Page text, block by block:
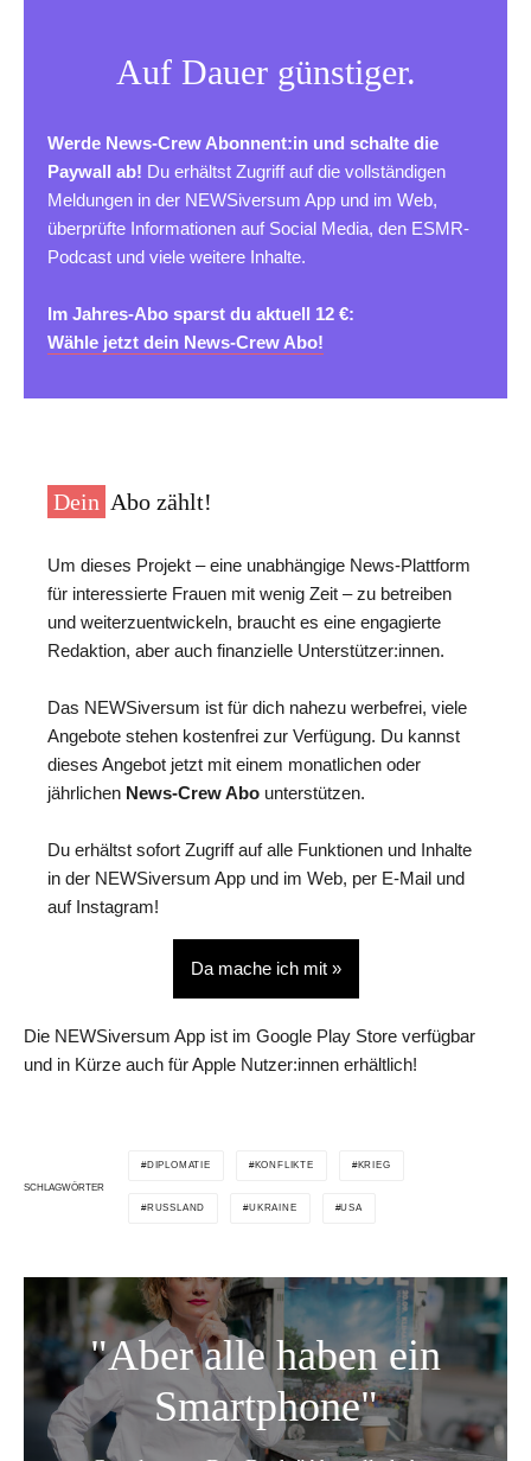
Auf Dauer günstiger.
Werde News-Crew Abonnent:in und schalte die
Paywall ab! Du erhältst Zugriff auf die vollständigen
Meldungen in der NEWSiversum App und im Web,
überprüfte Informationen auf Social Media, den ESMR-
Podcast und viele weitere Inhalte.
Im Jahres-Abo sparst du aktuell 12 €:
Wähle jetzt dein News-Crew Abo!
Dein Abo zählt!
Um dieses Projekt – eine unabhängige News-Plattform
für interessierte Frauen mit wenig Zeit – zu betreiben
und weiterzuentwickeln, braucht es eine engagierte
Redaktion, aber auch finanzielle Unterstützer:innen.
Das NEWSiversum ist für dich nahezu werbefrei, viele
Angebote stehen kostenfrei zur Verfügung. Du kannst
dieses Angebot jetzt mit einem monatlichen oder
jährlichen News-Crew Abo unterstützen.
Du erhältst sofort Zugriff auf alle Funktionen und Inhalte
in der NEWSiversum App und im Web, per E-Mail und
auf Instagram!
Da mache ich mit »
Die NEWSiversum App ist im Google Play Store verfügbar
und in Kürze auch für Apple Nutzer:innen erhältlich!
SCHLAGWÖRTER
DIPLOMATIE KONFLIKTE KRIEG
RUSSLAND UKRAINE USA
"Aber alle haben ein
Smartphone"